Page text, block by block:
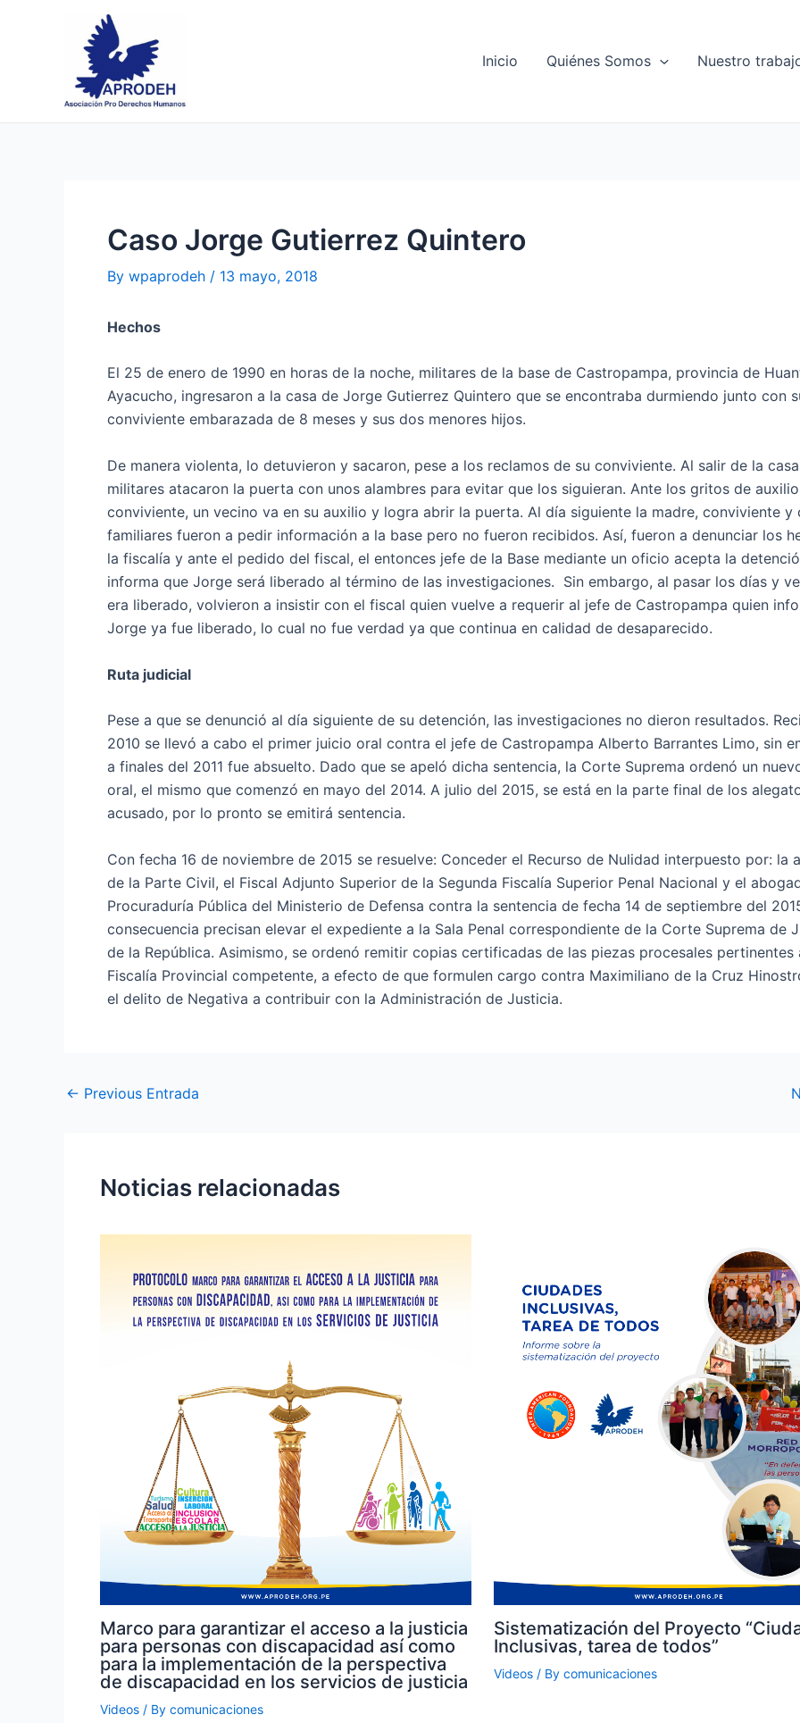
Inicio Quiénes Somos Nuestro
Caso Jorge Gutierrez Quintero
By wpaprodeh / 13 mayo, 2018
Hechos
El 25 de enero de 1990 en horas de la noche, militares de la base de Castropampa, provincia de
Ayacucho, ingresaron a la casa de Jorge Gutierrez Quintero que se encontraba durmiendo junto con
conviviente embarazada de 8 meses y sus dos menores hijos.
De manera violenta, lo detuvieron y sacaron, pese a los reclamos de su conviviente. Al salir de la
militares atacaron la puerta con unos alambres para evitar que los siguieran. Ante los gritos de
conviviente, un vecino va en su auxilio y logra abrir la puerta. Al día siguiente la madre, conviviente y
familiares fueron a pedir información a la base pero no fueron recibidos. Así, fueron a denunciar los
la fiscalía y ante el pedido del fiscal, el entonces jefe de la Base mediante un oficio acepta la
informa que Jorge será liberado al término de las investigaciones. Sin embargo, al pasar los días y
era liberado, volvieron a insistir con el fiscal quien vuelve a requerir al jefe de Castropampa quien
Jorge ya fue liberado, lo cual no fue verdad ya que continua en calidad de desaparecido.
Ruta judicial
Pese a que se denunció al día siguiente de su detención, las investigaciones no dieron resultados.
2010 se llevó a cabo el primer juicio oral contra el jefe de Castropampa Alberto Barrantes Limo, sin
a finales del 2011 fue absuelto. Dado que se apeló dicha sentencia, la Corte Suprema ordenó un
oral, el mismo que comenzó en mayo del 2014. A julio del 2015, se está en la parte final de los
acusado, por lo pronto se emitirá sentencia.
Con fecha 16 de noviembre de 2015 se resuelve: Conceder el Recurso de Nulidad interpuesto por: la
de la Parte Civil, el Fiscal Adjunto Superior de la Segunda Fiscalía Superior Penal Nacional y el
Procuraduría Pública del Ministerio de Defensa contra la sentencia de fecha 14 de septiembre del
consecuencia precisan elevar el expediente a la Sala Penal correspondiente de la Corte Suprema de
de la República. Asimismo, se ordenó remitir copias certificadas de las piezas procesales pertinentes
Fiscalía Provincial competente, a efecto de que formulen cargo contra Maximiliano de la Cruz
el delito de Negativa a contribuir con la Administración de Justicia.
navigation
← Previous Entrada
Noticias relacionadas
Marco para garantizar el acceso a la justicia
para personas con discapacidad así como
para la implementación de la perspectiva
de discapacidad en los servicios de justicia
Videos / By comunicaciones
Sistematización del Proyecto
Inclusivas, tarea de todos”
Videos/ By comunicaciones